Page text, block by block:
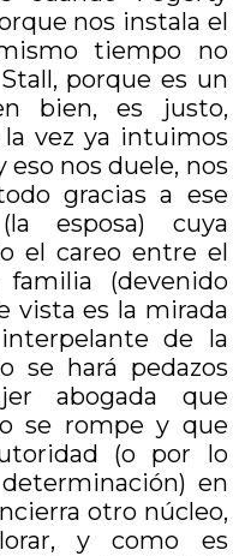
nos instala el
tiempo no
porque es un
bien, es justo,
vez ya intuimos
nos duele, nos
gracias a ese
esposa) cuya
el careo entre el
(devenido
vista es la mirada
de la
se hará pedazos
abogada que
se rompe y que
(o por lo
en
otro núcleo,
y como es